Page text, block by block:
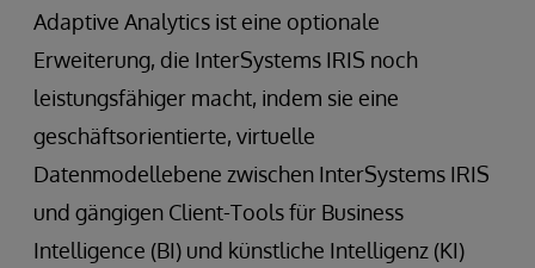
Adaptive Analytics ist eine optionale
Erweiterung, die InterSystems IRIS noch
leistungsfähiger macht, indem sie eine
geschäftsorientierte, virtuelle
Datenmodellebene zwischen InterSystems IRIS
und gängigen Client-Tools für Business
Intelligence (BI) und künstliche Intelligenz (KI)